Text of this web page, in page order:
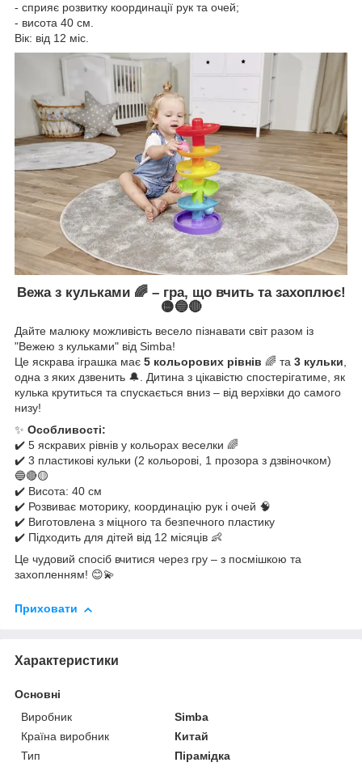
- сприяє розвитку координації рук та очей;
- висота 40 см.
Вік: від 12 міс.
Вежа з кульками 🌈 – гра, що вчить та захоплює!
🟡🔵🔴
Дайте малюку можливість весело пізнавати світ разом із
"Вежею з кульками" від Simba!
Це яскрава іграшка має 5 кольорових рівнів 🌈 та 3 кульки,
одна з яких дзвенить 🔔. Дитина з цікавістю спостерігатиме, як
кулька крутиться та спускається вниз – від верхівки до самого
низу!
✨ Особливості:
✔️ 5 яскравих рівнів у кольорах веселки 🌈
✔️ 3 пластикові кульки (2 кольорові, 1 прозора з дзвіночком)
🔵🔴🟡
✔️ Висота: 40 см
✔️ Розвиває моторику, координацію рук і очей 🧠
✔️ Виготовлена з міцного та безпечного пластику
✔️ Підходить для дітей від 12 місяців 👶
Це чудовий спосіб вчитися через гру – з посмішкою та
захопленням! 😊💫
Приховати
Характеристики
Основні
Виробник
Sіmba
Країна виробник
Китай
Тип
Пірамідка